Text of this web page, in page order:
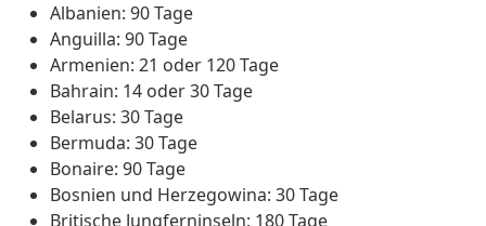
Albanien: 90 Tage
Anguilla: 90 Tage
Armenien: 21 oder 120 Tage
Bahrain: 14 oder 30 Tage
Belarus: 30 Tage
Bermuda: 30 Tage
Bonaire: 90 Tage
Bosnien und Herzegowina: 30 Tage
Britische Jungferninseln: 180 Tage